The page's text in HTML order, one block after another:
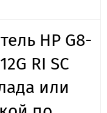
HP G8-
RI SC
или